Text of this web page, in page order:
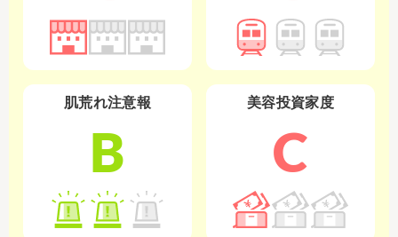
肌荒れ注意報
B
美容投資家度
C